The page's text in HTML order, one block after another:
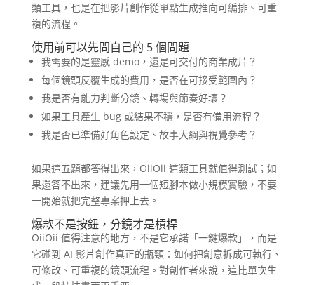
類工具，也是在把影片創作從單點生成推向可編排、可重
複的流程。
使用前可以先問自己的 5 個問題
我需要的是靈感 demo，還是可交付的商業成片？
每個鏡頭反覆生成的費用，是否在可接受範圍內？
我是否有能力判斷分鏡、轉場與節奏好壞？
如果工具產生 bug 或結果不穩，是否有備用流程？
我是否已準備好角色設定、故事大綱與視覺參考？
如果這五題都答得出來，OiiOii 這類工具就值得測試；如
果還答不出來，建議先用一個短腳本做小規模實驗，不要
一開始就把完整專案押上去。
爆款不是按鈕，分鏡才是槓桿
OiiOii 值得注意的地方，不是它承諾「一鍵爆款」，而是
它碰到 AI 影片創作真正的瓶頸：如何把創意拆成可執行、
可修改、可重複的鏡頭流程。對創作者來說，這比單次生